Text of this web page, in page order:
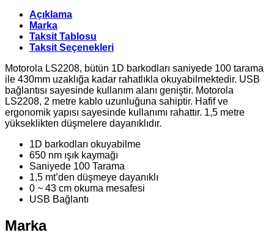
Açıklama
Marka
Taksit Tablosu
Taksit Seçenekleri
Motorola LS2208, bütün 1D barkodları saniyede 100 tarama
ile 430mm uzaklığa kadar rahatlıkla okuyabilmektedir. USB
bağlantısı sayesinde kullanım alanı geniştir. Motorola
LS2208, 2 metre kablo uzunluğuna sahiptir. Hafif ve
ergonomik yapısı sayesinde kullanımı rahattır. 1,5 metre
yükseklikten düşmelere dayanıklıdır.
1D barkodları okuyabilme
650 nm ışık kaymağı
Saniyede 100 Tarama
1,5 mt’den düşmeye dayanıklı
0 ~ 43 cm okuma mesafesi
USB Bağlantı
Marka